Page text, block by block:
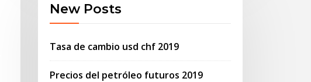
New Posts
Tasa de cambio usd chf 2019
Precios del petróleo futuros 2019